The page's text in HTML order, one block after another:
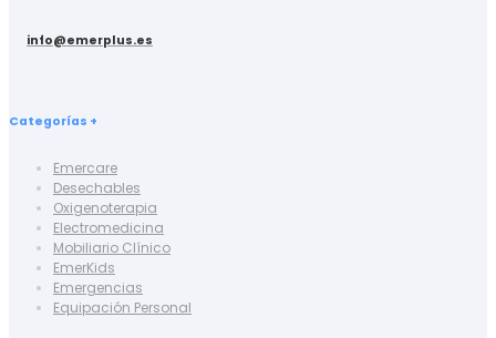
info@emerplus.es
Categorías +
Emercare
Desechables
Oxigenoterapia
Electromedicina
Mobiliario Clínico
EmerKids
Emergencias
Equipación Personal